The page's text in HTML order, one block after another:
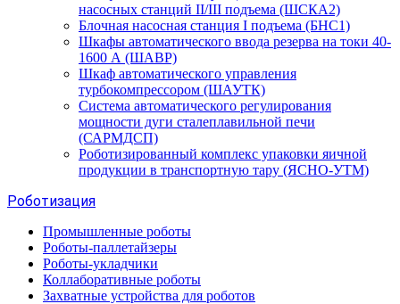
насосных станций II/III подъема (ШСКА2)
Блочная насосная станция I подъема (БНС1)
Шкафы автоматического ввода резерва на токи 40-
1600 А (ШАВР)
Шкаф автоматического управления
турбокомпрессором (ШАУТК)
Система автоматического регулирования
мощности дуги сталеплавильной печи
(САРМДСП)
Роботизированный комплекс упаковки яичной
продукции в транспортную тару (ЯСНО-УТМ)
Роботизация
Промышленные роботы
Роботы-паллетайзеры
Роботы-укладчики
Коллаборативные роботы
Захватные устройства для роботов